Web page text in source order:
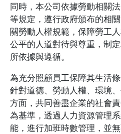
同時，本公司依據勞動相關
等規定，遵行政府頒布的相
關勞動人權規範，保障勞工
公平的人道對待與尊重，制
所依據與遵循。
為充分照顧員工保障其生活
針對道德、勞動人權、環境
方面，共同善盡企業的社會
為基準，透過人力資源管理
能，進行加班時數管理，並